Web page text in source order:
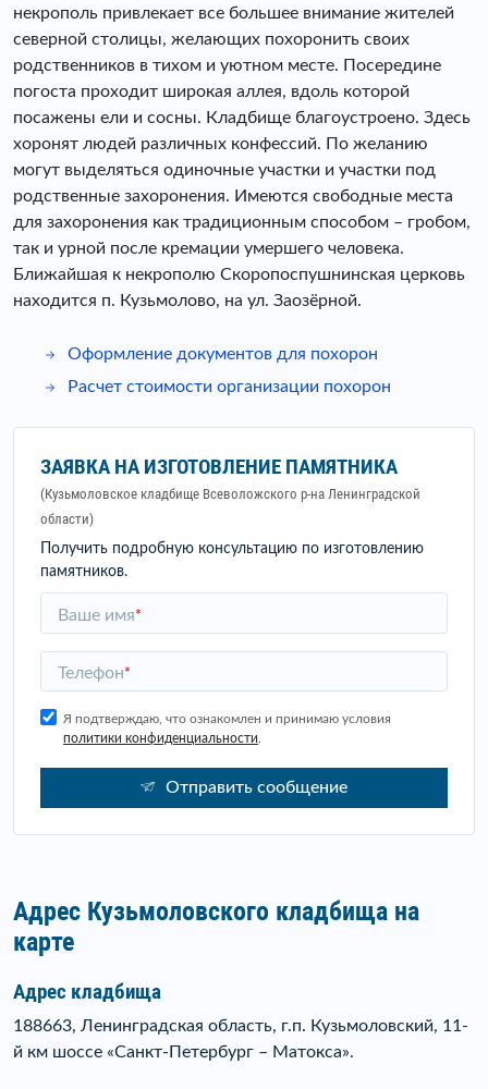
некрополь привлекает все большее внимание жителей
северной столицы, желающих похоронить своих
родственников в тихом и уютном месте. Посередине
погоста проходит широкая аллея, вдоль которой
посажены ели и сосны. Кладбище благоустроено. Здесь
хоронят людей различных конфессий. По желанию
могут выделяться одиночные участки и участки под
родственные захоронения. Имеются свободные места
для захоронения как традиционным способом – гробом,
так и урной после кремации умершего человека.
Ближайшая к некрополю Скоропоспушнинская церковь
находится п. Кузьмолово, на ул. Заозёрной.
Оформление документов для похорон
Расчет стоимости организации похорон
ЗАЯВКА НА ИЗГОТОВЛЕНИЕ ПАМЯТНИКА
(Кузьмоловское кладбище Всеволожского р-на Ленинградской
области)
Получить подробную консультацию по изготовлению
памятников.
Ваше имя*
Телефон*
Я подтверждаю, что ознакомлен и принимаю условия
политики конфиденциальности
Отправить сообщение
Адрес Кузьмоловского кладбища на
карте
Адрес кладбища
188663, Ленинградская область, г.п. Кузьмоловский, 11-
й км шоссе «Санкт-Петербург – Матокса».